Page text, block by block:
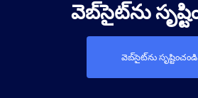
వెబ్‌సైట్‌ను
వెబ్‌సైట్‌ను సృష్టించండి